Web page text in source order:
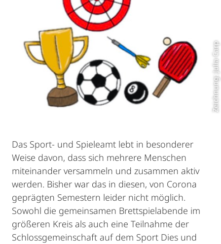
Zeichnung: Julia Carp
Das Sport- und Spieleamt lebt in besonderer
Weise davon, dass sich mehrere Menschen
miteinander versammeln und zusammen aktiv
werden. Bisher war das in diesen, von Corona
geprägten Semestern leider nicht möglich.
Sowohl die gemeinsamen Brettspielabende im
größeren Kreis als auch eine Teilnahme der
Schlossgemeinschaft auf dem Sport Dies und